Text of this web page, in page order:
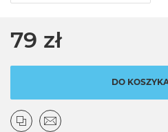
79 zł
DO